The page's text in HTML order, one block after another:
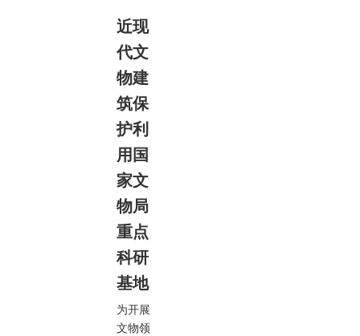
近现
代文
物建
筑保
护利
用国
家文
物局
重点
科研
基地
为开展
文物领